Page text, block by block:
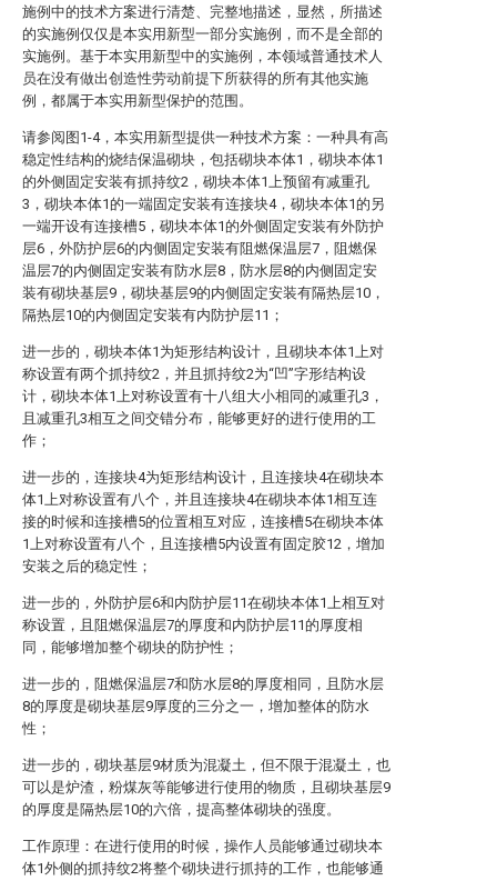
施例中的技术方案进行清楚、完整地描述，显然，所描述
的实施例仅仅是本实用新型一部分实施例，而不是全部的
实施例。基于本实用新型中的实施例，本领域普通技术人
员在没有做出创造性劳动前提下所获得的所有其他实施
例，都属于本实用新型保护的范围。
请参阅图1-4，本实用新型提供一种技术方案：一种具有高
稳定性结构的烧结保温砌块，包括砌块本体1，砌块本体1
的外侧固定安装有抓持纹2，砌块本体1上预留有减重孔
3，砌块本体1的一端固定安装有连接块4，砌块本体1的另
一端开设有连接槽5，砌块本体1的外侧固定安装有外防护
层6，外防护层6的内侧固定安装有阻燃保温层7，阻燃保
温层7的内侧固定安装有防水层8，防水层8的内侧固定安
装有砌块基层9，砌块基层9的内侧固定安装有隔热层10，
隔热层10的内侧固定安装有内防护层11；
进一步的，砌块本体1为矩形结构设计，且砌块本体1上对
称设置有两个抓持纹2，并且抓持纹2为“凹”字形结构设
计，砌块本体1上对称设置有十八组大小相同的减重孔3，
且减重孔3相互之间交错分布，能够更好的进行使用的工
作；
进一步的，连接块4为矩形结构设计，且连接块4在砌块本
体1上对称设置有八个，并且连接块4在砌块本体1相互连
接的时候和连接槽5的位置相互对应，连接槽5在砌块本体
1上对称设置有八个，且连接槽5内设置有固定胶12，增加
安装之后的稳定性；
进一步的，外防护层6和内防护层11在砌块本体1上相互对
称设置，且阻燃保温层7的厚度和内防护层11的厚度相
同，能够增加整个砌块的防护性；
进一步的，阻燃保温层7和防水层8的厚度相同，且防水层
8的厚度是砌块基层9厚度的三分之一，增加整体的防水
性；
进一步的，砌块基层9材质为混凝土，但不限于混凝土，也
可以是炉渣，粉煤灰等能够进行使用的物质，且砌块基层9
的厚度是隔热层10的六倍，提高整体砌块的强度。
工作原理：在进行使用的时候，操作人员能够通过砌块本
体1外侧的抓持纹2将整个砌块进行抓持的工作，也能够通